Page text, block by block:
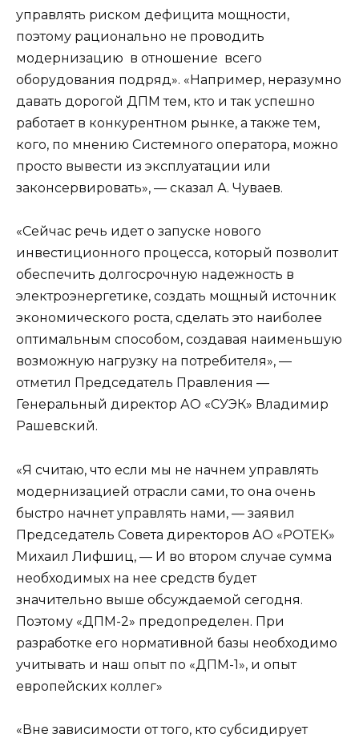
управлять риском дефицита мощности,
поэтому рационально не проводить
модернизацию в отношение всего
оборудования подряд». «Например, неразумно
давать дорогой ДПМ тем, кто и так успешно
работает в конкурентном рынке, а также тем,
кого, по мнению Системного оператора, можно
просто вывести из эксплуатации или
законсервировать», — сказал А. Чуваев.
«Сейчас речь идет о запуске нового
инвестиционного процесса, который позволит
обеспечить долгосрочную надежность в
электроэнергетике, создать мощный источник
экономического роста, сделать это наиболее
оптимальным способом, создавая наименьшую
возможную нагрузку на потребителя», —
отметил Председатель Правления —
Генеральный директор АО «СУЭК» Владимир
Рашевский.
«Я считаю, что если мы не начнем управлять
модернизацией отрасли сами, то она очень
быстро начнет управлять нами, — заявил
Председатель Совета директоров АО «РОТЕК»
Михаил Лифшиц, — И во втором случае сумма
необходимых на нее средств будет
значительно выше обсуждаемой сегодня.
Поэтому «ДПМ-2» предопределен. При
разработке его нормативной базы необходимо
учитывать и наш опыт по «ДПМ-1», и опыт
европейских коллег»
«Вне зависимости от того, кто субсидирует